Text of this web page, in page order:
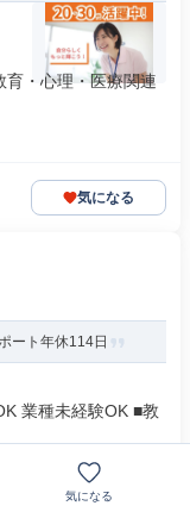
・心理・医療関連
気になる
ート年休114日
業種未経験OK ■教
気になる
気になる